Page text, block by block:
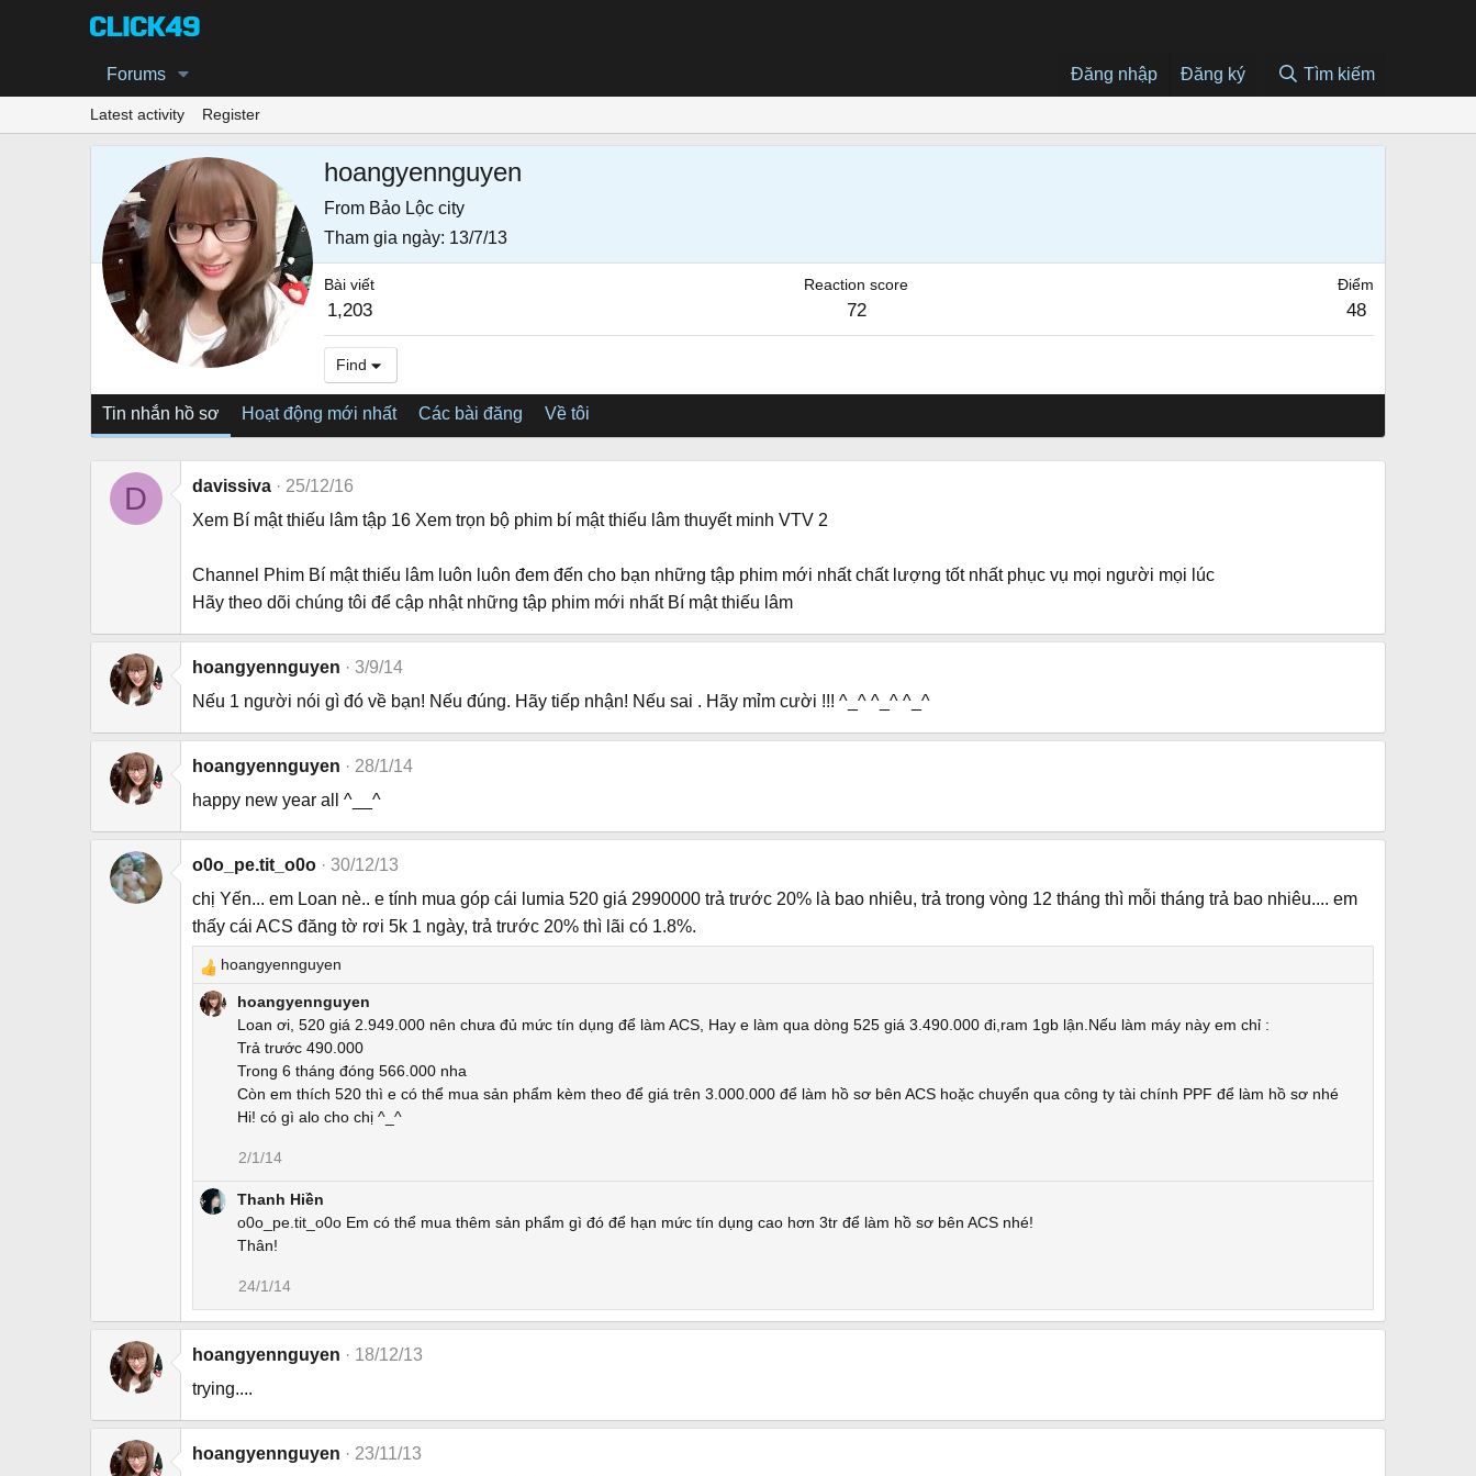
Forums Đăng nhập Đăng ký Tìm kiếm
Latest activity Register
hoangyennguyen
From Bảo Lộc city
Tham gia ngày 13/7/13
Bài viết
1,203
Reaction score
72
Điểm
48
Find
Tin nhắn hồ sơ Hoạt động mới nhất Các bài đăng Về tôi
D davissiva
25/12/16
Xem Bí mật thiếu lâm tập 16 Xem trọn bộ phim bí mật thiếu lâm thuyết minh VTV 2
Channel Phim Bí mật thiếu lâm luôn luôn đem đến cho bạn những tập phim mới nhất chất lượng tốt nhất phục vụ mọi người mọi lúc
Hãy theo dõi chúng tôi để cập nhật những tập phim mới nhất Bí mật thiếu lâm
hoangyennguyen
3/9/14
Nếu 1 người nói gì đó về bạn! Nếu đúng. Hãy tiếp nhận! Nếu sai . Hãy mỉm cười !!! ^_^ ^_^ ^_^
hoangyennguyen
28/1/14
happy new year all ^__^
o0o_pe.tit_o0o
30/12/13
chị Yến... em Loan nè.. e tính mua góp cái lumia 520 giá 2990000 trả trước 20% là bao nhiêu, trả trong vòng 12 tháng thì mỗi tháng trả bao nhiêu.... em
thấy cái ACS đăng tờ rơi 5k 1 ngày, trả trước 20% thì lãi có 1.8%.
R
e
a
hoangyennguyen
hoangyennguyen
Loan ơi, 520 giá 2.949.000 nên chưa đủ mức tín dụng để làm ACS, Hay e làm qua dòng 525 giá 3.490.000 đi,ram 1gb lận.Nếu làm máy này em chỉ :
Trả trước 490.000
Trong 6 tháng đóng 566.000 nha
Còn em thích 520 thì e có thể mua sản phẩm kèm theo để giá trên 3.000.000 để làm hồ sơ bên ACS hoặc chuyển qua công ty tài chính PPF để làm hồ sơ nhé
Hi! có gì alo cho chị ^_^
2/1/14
Thanh Hiền
o0o_pe.tit_o0o Em có thể mua thêm sản phẩm gì đó để hạn mức tín dụng cao hơn 3tr để làm hồ sơ bên ACS nhé!
Thân!
24/1/14
hoangyennguyen
18/12/13
trying....
hoangyennguyen
23/11/13